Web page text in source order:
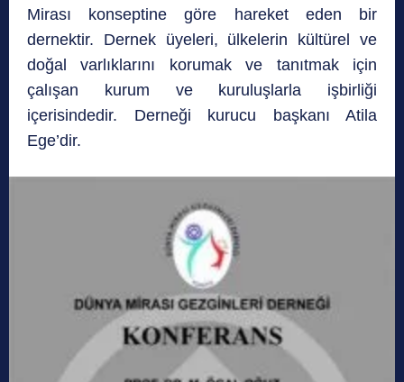
Mirası konseptine göre hareket eden bir
dernektir. Dernek üyeleri, ülkelerin kültürel ve
doğal varlıklarını korumak ve tanıtmak için
çalışan kurum ve kuruluşlarla işbirliği
içerisindedir. Derneği kurucu başkanı Atila
Ege’dir.